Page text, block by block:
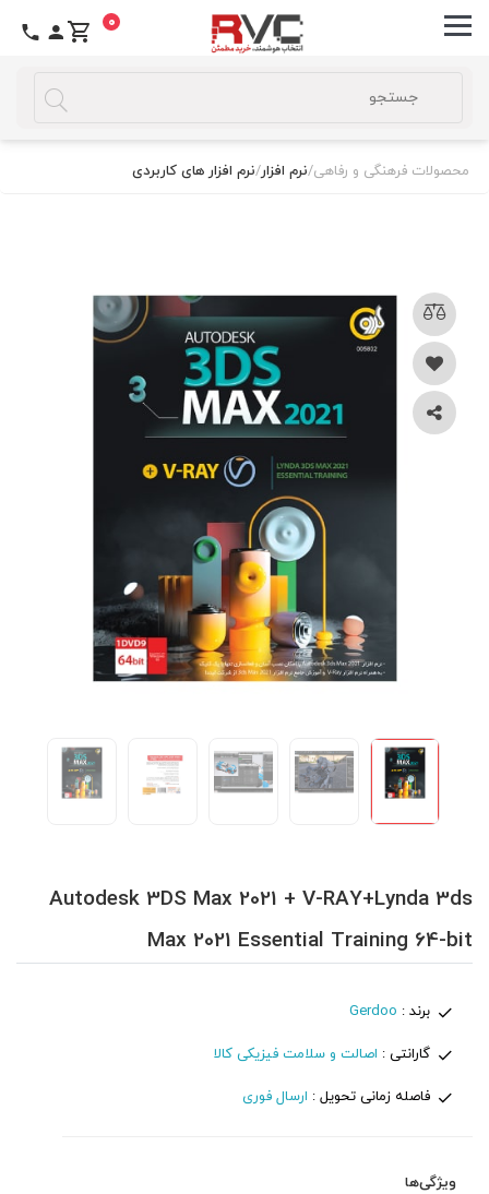
0
محصولات فرهنگی و رفاهی/نرم افزار/نرم افزار های کاربردی
Autodesk 3DS Max 2021 + V-RAY+Lynda 3ds
Max 2021 Essential Training 64-bit
برند : Gerdoo
گارانتی : اصالت و سلامت فیزیکی کالا
فاصله زمانی تحویل : ارسال فوری
ویژگی‌ها